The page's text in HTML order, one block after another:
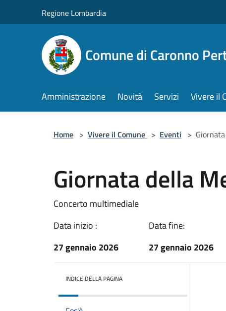
Regione Lombardia
Comune di Caronno
Amministrazione Novità Servizi Vivere il
Home > Vivere il Comune > Eventi >
Giornata della
Concerto multimediale
Data inizio :
27 gennaio 2026
Data fine:
27 gennaio 2026
INDICE DELLA PAGINA